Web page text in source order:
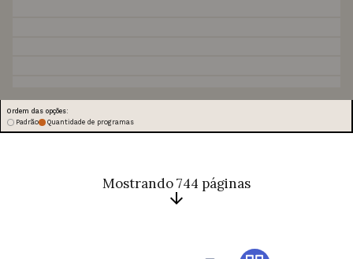
Ordem das opções:
Padrão
Quantidade de programas
Habilidades socioemocionais e funções executivas
Investimentos familiares em saúde e nutrição
Mostrando 744 páginas